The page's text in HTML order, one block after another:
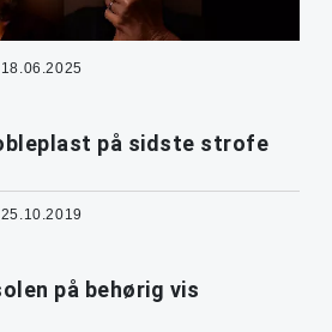
på sidste strofe
på behørig vis